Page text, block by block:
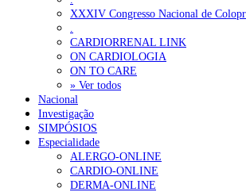
XXXIV Congresso Nacional de
CARDIORRENAL LINK
ON CARDIOLOGIA
ON TO CARE
» Ver todos
Nacional
Investigação
SIMPÓSIOS
Especialidade
ALERGO-ONLINE
CARDIO-ONLINE
DERMA-ONLINE